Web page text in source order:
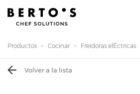
Productos Cocinar Freidoras elÉctricas
Volver a la lista